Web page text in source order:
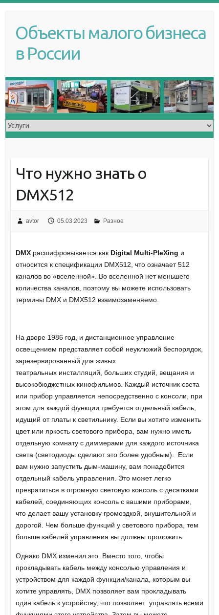
Объекты малого бизнеса
в России
Что нужно знать о
DMX512
avtor 05.03.2023 Разное
DMXрасшифровывается как Digital Multi-PleXing и
относится к спецификации DMX512, что означает 512
каналов во «вселенной». Во вселенной нет меньшего
количества каналов, поэтому вы можете использовать
термины DMX и DMX512 взаимозаменяемо.
На дворе 1986 год, и дистанционное управление
освещением представляет собой неуклюжий беспорядок,
зарезервированный для живых
театральных инсталляций, больших студий, вещания и
высокобюджетных кинофильмов. Каждый источник света
или прибор управляется непосредственно с консоли, при
этом для каждой функции требуется отдельный кабель,
идущий от платы к светильнику. Если вы хотите изменить
цвет или яркость светового прибора, вам нужно иметь
отдельную комнату с диммерами для каждого источника
света (светодиоды сделают это более удобным). Если
вам нужно запустить дым-машину, вам понадобится
отдельный кабель управления. Это может легко
превратиться в огромную световую консоль с десятками
кабелей, соединяющих консоль с вашими приборами,
что делает вашу установку громоздкой, внушительной и
дорогой. Чем больше функций у светового прибора, тем
больше кабелей управления вы должны проложить.
Однако DMX изменил это. Вместо того, чтобы
прокладывать кабель между консолью управления и
устройством для каждой функции/канала, которым вы
хотите управлять, DMX позволяет вам прокладывать
один кабель к устройству, что позволяет управлять всеми